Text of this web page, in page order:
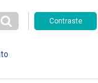
Contraste